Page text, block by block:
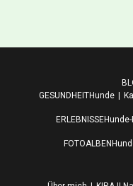
GESUNDHEITHunde
ERLEBNISSE
FOTOALBEN